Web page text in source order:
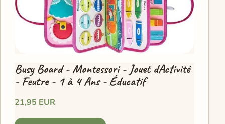
Busy Board - Montessori - Jouet dActivité
- Feutre - 1 à 4 Ans - Éducatif
21,95 EUR